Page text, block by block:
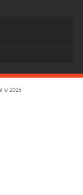
© 2015